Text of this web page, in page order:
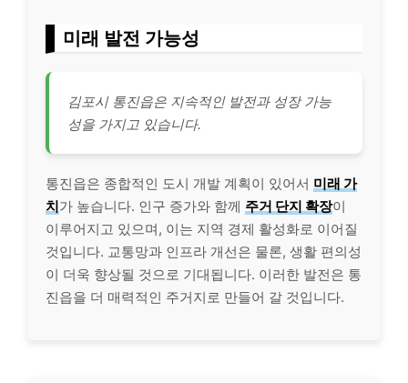
미래 발전 가능성
김포시 통진읍은 지속적인 발전과 성장 가능
성을 가지고 있습니다.
통진읍은 종합적인 도시 개발 계획이 있어서 미래 가
치가 높습니다. 인구 증가와 함께 주거 단지 확장이
이루어지고 있으며, 이는 지역 경제 활성화로 이어질
것입니다. 교통망과 인프라 개선은 물론, 생활 편의성
이 더욱 향상될 것으로 기대됩니다. 이러한 발전은 통
진읍을 더 매력적인 주거지로 만들어 갈 것입니다.